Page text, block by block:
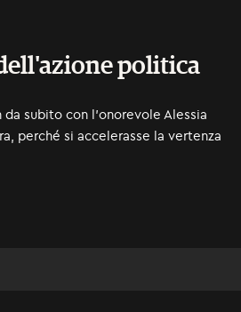
politica
subito con l'onorevole Alessia
perché si accelerasse la vertenza